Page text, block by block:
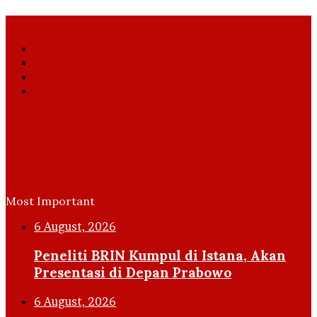
Most Important
6 August, 2026
Peneliti BRIN Kumpul di Istana, Akan
Presentasi di Depan Prabowo
6 August, 2026